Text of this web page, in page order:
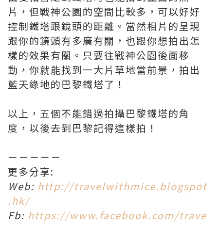
片，但戰神公園的空間比較多，可以好好
控制鐵塔跟鏡頭的距離。當然相片的呈現
跟你的鏡頭有多廣有關，也跟你想拍出怎
樣的效果有關。只要往戰神公園後面移
動，你就能找到一大片草地當前景，拍出
藍天綠地的巴黎鐵塔了！
以上，五個不能錯過拍攝巴黎鐵塔的角
度，以後去到巴黎記得這樣拍！
－－－－－
更多分享:
Web: http://travelwithmice.blogspot
.hk/
Fb: https://www.facebook.com/trave